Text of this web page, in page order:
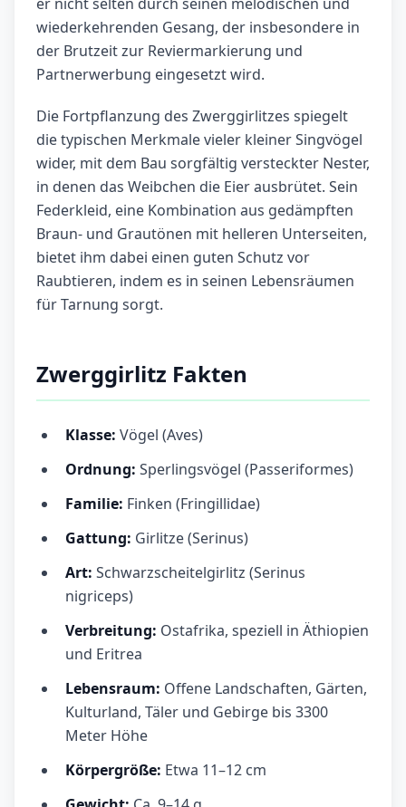
wiederkehrenden Gesang, der insbesondere in
der Brutzeit zur Reviermarkierung und
Partnerwerbung eingesetzt wird.
Die Fortpflanzung des Zwerggirlitzes spiegelt
die typischen Merkmale vieler kleiner Singvögel
wider, mit dem Bau sorgfältig versteckter Nester,
in denen das Weibchen die Eier ausbrütet. Sein
Federkleid, eine Kombination aus gedämpften
Braun- und Grautönen mit helleren Unterseiten,
bietet ihm dabei einen guten Schutz vor
Raubtieren, indem es in seinen Lebensräumen
für Tarnung sorgt.
Zwerggirlitz Fakten
Klasse: Vögel (Aves)
Ordnung: Sperlingsvögel (Passeriformes)
Familie: Finken (Fringillidae)
Gattung: Girlitze (Serinus)
Art: Schwarzscheitelgirlitz (Serinus
nigriceps)
Verbreitung: Ostafrika, speziell in Äthiopien
und Eritrea
Lebensraum: Offene Landschaften, Gärten,
Kulturland, Täler und Gebirge bis 3300
Meter Höhe
Körpergröße: Etwa 11–12 cm